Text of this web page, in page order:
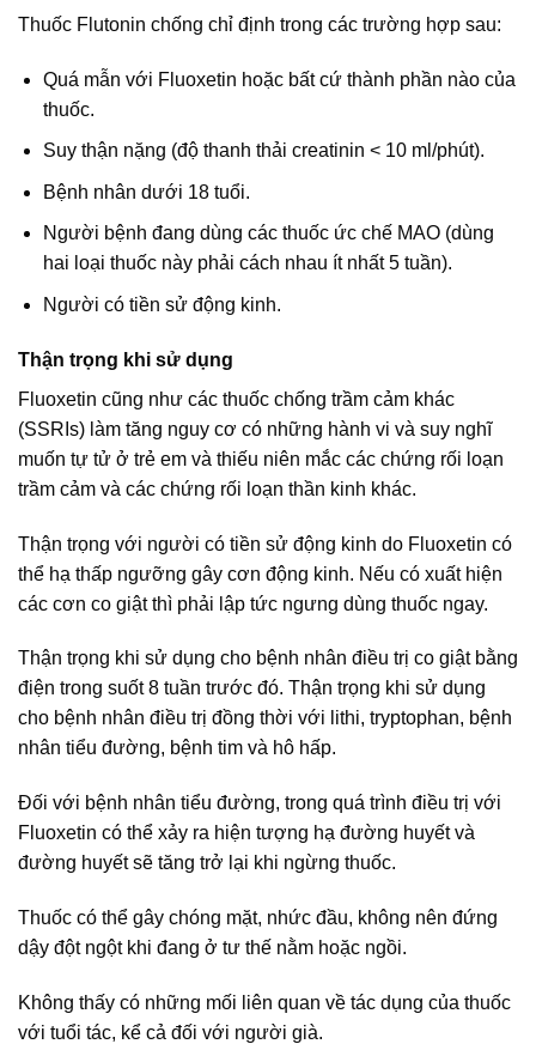
Thuốc Flutonin chống chỉ định trong các trường hợp sau:
Quá mẫn với Fluoxetin hoặc bất cứ thành phần nào của
thuốc.
Suy thận nặng (độ thanh thải creatinin < 10 ml/phút).
Bệnh nhân dưới 18 tuổi.
Người bệnh đang dùng các thuốc ức chế MAO (dùng
hai loại thuốc này phải cách nhau ít nhất 5 tuần).
Người có tiền sử động kinh.
Thận trọng khi sử dụng
Fluoxetin cũng như các thuốc chống trầm cảm khác
(SSRIs) làm tăng nguy cơ có những hành vi và suy nghĩ
muốn tự tử ở trẻ em và thiếu niên mắc các chứng rối loạn
trầm cảm và các chứng rối loạn thần kinh khác.
Thận trọng với người có tiền sử động kinh do Fluoxetin có
thể hạ thấp ngưỡng gây cơn động kinh. Nếu có xuất hiện
các cơn co giật thì phải lập tức ngưng dùng thuốc ngay.
Thận trọng khi sử dụng cho bệnh nhân điều trị co giật bằng
điện trong suốt 8 tuần trước đó. Thận trọng khi sử dụng
cho bệnh nhân điều trị đồng thời với lithi, tryptophan, bệnh
nhân tiểu đường, bệnh tim và hô hấp.
Đối với bệnh nhân tiểu đường, trong quá trình điều trị với
Fluoxetin có thể xảy ra hiện tượng hạ đường huyết và
đường huyết sẽ tăng trở lại khi ngừng thuốc.
Thuốc có thể gây chóng mặt, nhức đầu, không nên đứng
dậy đột ngột khi đang ở tư thế nằm hoặc ngồi.
Không thấy có những mối liên quan về tác dụng của thuốc
với tuổi tác, kể cả đối với người già.